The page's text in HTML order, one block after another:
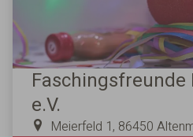
Faschingsfreunde
e.V.
Meierfeld 1, 86450